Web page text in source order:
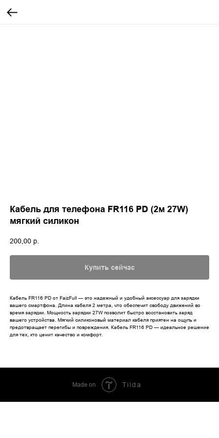
Кабель для телефона FR116 PD (2м 27W)
мягкий силикон
200,00 р.
Купить сейчас
Кабель FR116 PD от FaizFull — это надежный и удобный аксессуар для зарядки
вашего смартфона. Длина кабеля 2 метра, что обеспечит свободу движений во
время зарядки. Мощность зарядки 27W позволит быстро восстановить заряд
вашего устройства. Мягкий силиконовый материал кабеля приятен на ощупь и
предотвращает перегибы и повреждения. Кабель FR116 PD — идеальное решение
для тех, кто ценит качество и комфорт.
Made on Tilda